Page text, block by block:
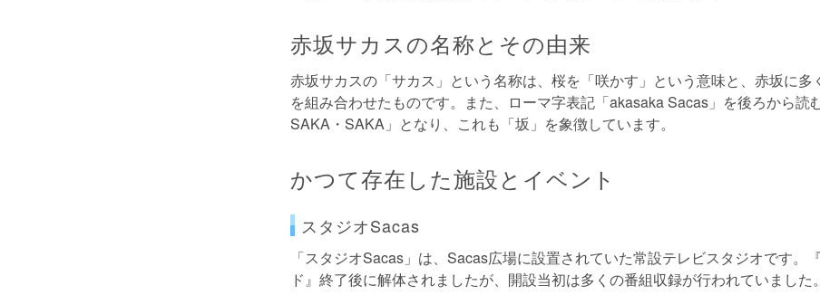
赤坂サカスの名称とその由来
赤坂サカスの「サカス」という名称は、桜を「咲かす」という意味と、赤坂に多
を組み合わせたものです。また、ローマ字表記「akasaka Sacas」を後ろから読
SAKA・SAKA」となり、これも「坂」を象徴しています。
かつて存在した施設とイベント
スタジオSacas
「スタジオSacas」は、Sacas広場に設置されていた常設テレビスタジオです。
ド』終了後に解体されましたが、開設当初は多くの番組収録が行われていました。